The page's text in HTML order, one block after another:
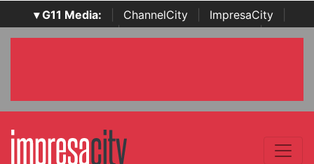
▾ G11 Media: ChannelCity ImpresaCity
SecurityOpenLab | Italian Channel Awards | Italian